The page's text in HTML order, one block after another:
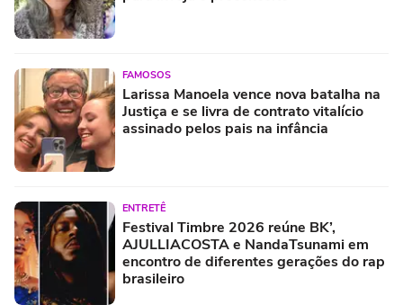
FAMOSOS
Larissa Manoela vence nova batalha na
Justiça e se livra de contrato vitalício
assinado pelos pais na infância
ENTRETÊ
Festival Timbre 2026 reúne BK’,
AJULLIACOSTA e NandaTsunami em
encontro de diferentes gerações do rap
brasileiro